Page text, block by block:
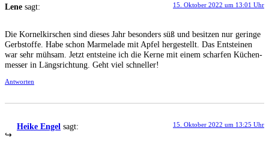
Lene sagt: 15. Oktober 2022 um 13:01 Uhr
Die Kor­nel­kir­schen sind die­ses Jahr beson­ders süß und besit­zen nur gerin­ge
Gerb­stof­fe. Habe schon Mar­me­la­de mit Apfel her­ge­stellt. Das Ent­stei­nen
war sehr müh­sam. Jetzt ent­stei­ne ich die Ker­ne mit einem schar­fen Küchen­
mes­ser in Längs­rich­tung. Geht viel schneller!
Antworten
Heike Engel sagt: 15. Oktober 2022 um 13:25 Uhr